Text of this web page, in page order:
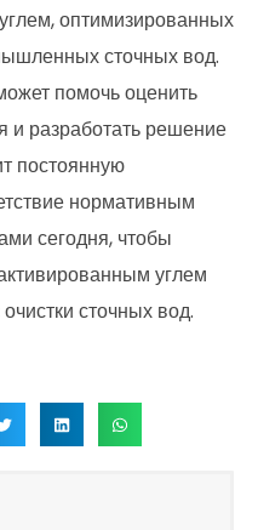
оптимизированных
сточных вод.
помочь оценить
и разработать решение
постоянную
нормативным
сегодня, чтобы
углем
сточных вод.